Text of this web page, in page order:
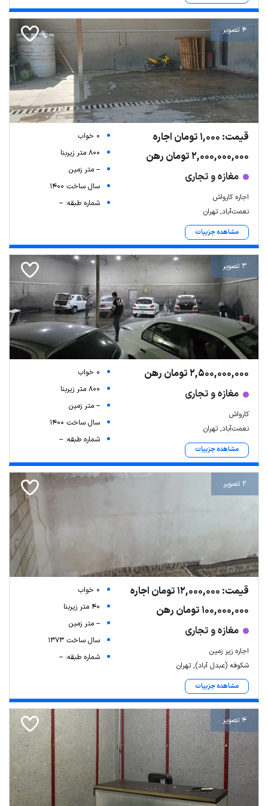
4 تصویر
قیمت: 1,000 تومان اجاره
2,000,000,000 تومان رهن
مغازه و تجاری
اجاره کارواش
نعمت‌آباد, تهران
مشاهده جزییات
0 خواب
800 متر زیربنا
-- متر زمین
سال ساخت 1400
شماره طبقه: --
3 تصویر
2,500,000,000 تومان رهن
مغازه و تجاری
کارواش
نعمت‌آباد, تهران
مشاهده جزییات
0 خواب
800 متر زیربنا
-- متر زمین
سال ساخت 1400
شماره طبقه: --
2 تصویر
قیمت: 12,000,000 تومان اجاره
100,000,000 تومان رهن
مغازه و تجاری
اجاره زیر زمین
شکوفه (عبدل آباد), تهران
مشاهده جزییات
0 خواب
40 متر زیربنا
-- متر زمین
سال ساخت 1373
شماره طبقه: --
4 تصویر